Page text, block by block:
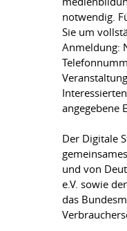
notwendig.
Sie um
Anmeldung:
angegebene
Der Digitale
und von
e.V. sowie
das